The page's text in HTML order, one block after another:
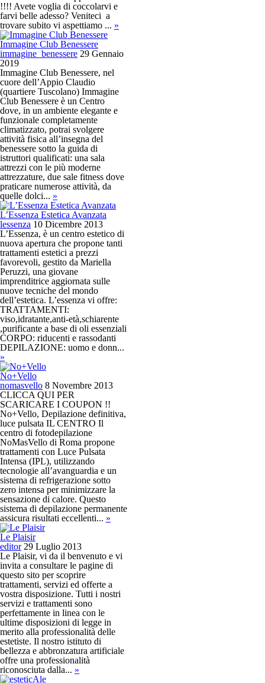
!!!! Avete voglia di coccolarvi e
farvi belle adesso? Veniteci a
trovare subito vi aspettiamo ... »
Immagine Club Benessere
immagine_benessere 29 Gennaio
2019
Immagine Club Benessere, nel
cuore dell’Appio Claudio
(quartiere Tuscolano) Immagine
Club Benessere è un Centro
dove, in un ambiente elegante e
funzionale completamente
climatizzato, potrai svolgere
attività fisica all’insegna del
benessere sotto la guida di
istruttori qualificati: una sala
attrezzi con le più moderne
attrezzature, due sale fitness dove
praticare numerose attività, da
quelle dolci... »
L’Essenza Estetica Avanzata
lessenza 10 Dicembre 2013
L’Essenza, è un centro estetico di
nuova apertura che propone tanti
trattamenti estetici a prezzi
favorevoli, gestito da Mariella
Peruzzi, una giovane
imprenditrice aggiornata sulle
nuove tecniche del mondo
dell’estetica. L’essenza vi offre:
TRATTAMENTI:
viso,idratante,anti-età,schiarente
,purificante a base di oli essenziali
CORPO: riducenti e rassodanti
DEPILAZIONE: uomo e donn...
»
No+Vello
nomasvello 8 Novembre 2013
CLICCA QUI PER
SCARICARE I COUPON !!
No+Vello, Depilazione definitiva,
luce pulsata IL CENTRO Il
centro di fotodepilazione
NoMasVello di Roma propone
trattamenti con Luce Pulsata
Intensa (IPL), utilizzando
tecnologie all’avanguardia e un
sistema di refrigerazione sotto
zero intensa per minimizzare la
sensazione di calore. Questo
sistema di depilazione permanente
assicura risultati eccellenti... »
Le Plaisir
editor 29 Luglio 2013
Le Plaisir, vi da il benvenuto e vi
invita a consultare le pagine di
questo sito per scoprire
trattamenti, servizi ed offerte a
vostra disposizione. Tutti i nostri
servizi e trattamenti sono
perfettamente in linea con le
ultime disposizioni di legge in
merito alla professionalità delle
estetiste. Il nostro istituto di
bellezza e abbronzatura artificiale
offre una professionalità
riconosciuta dalla... »